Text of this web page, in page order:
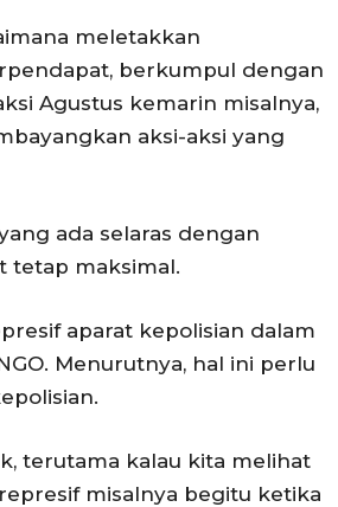
meletakkan
berkumpul dengan
Agustus kemarin misalnya,
aksi-aksi yang
ada selaras dengan
tetap maksimal.
aparat kepolisian dalam
Menurutnya, hal ini perlu
terutama kalau kita melihat
misalnya begitu ketika